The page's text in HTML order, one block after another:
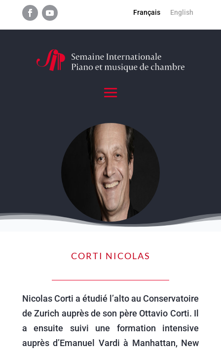
Français English
CORTI NICOLAS
Nicolas Corti a étudié l’alto au Conservatoire
de Zurich auprès de son père Ottavio Corti. Il
a ensuite suivi une formation intensive
auprès d’Emanuel Vardi à Manhattan, New